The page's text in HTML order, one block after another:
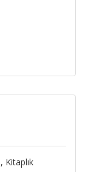
, Kitaplık